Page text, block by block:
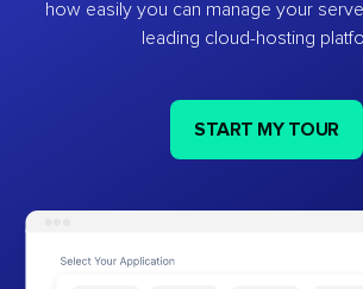
how easily you can manage your
leading cloud-hosting
START MY TOUR